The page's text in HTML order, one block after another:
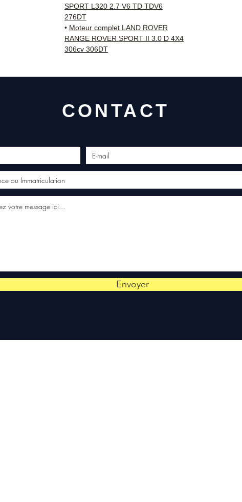
SPORT L320 2.7 V6 TD TDV6
276DT
• Moteur complet LAND ROVER
RANGE ROVER SPORT II 3.0 D 4X4
306cv 306DT
CONTACT
Envoyer